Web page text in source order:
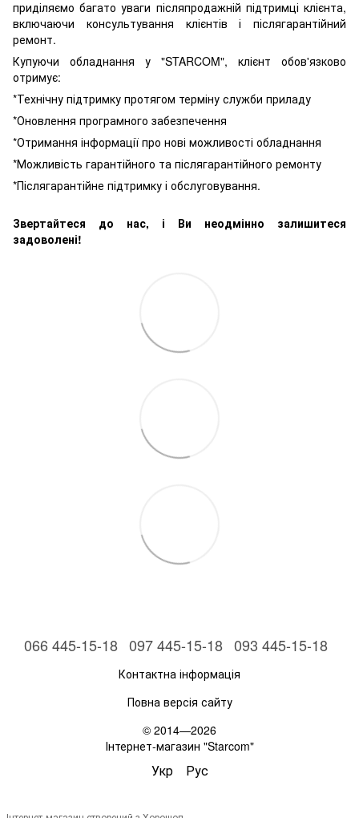
приділяємо багато уваги післяпродажній підтримці клієнта,
включаючи консультування клієнтів і післягарантійний
ремонт.
Купуючи обладнання у "STARCOM", клієнт обов'язково
отримує:
*Технічну підтримку протягом терміну служби приладу
*Оновлення програмного забезпечення
*Отримання інформації про нові можливості обладнання
*Можливість гарантійного та післягарантійного ремонту
*Післягарантійне підтримку і обслуговування.
Звертайтеся до нас, і Ви неодмінно залишитеся
задоволені!
066 445-15-18 097 445-15-18 093 445-15-18
Контактна інформація
Повна версія сайту
© 2014—2026
Інтернет-магазин "Starcom"
Укр Рус